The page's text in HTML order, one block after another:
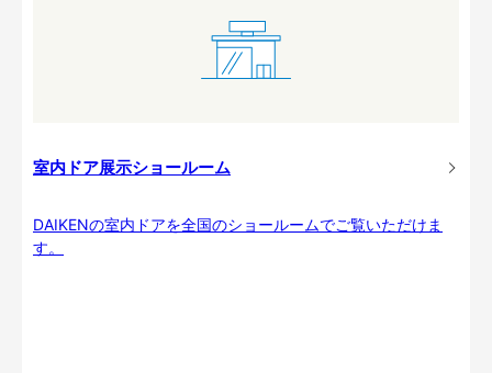
室内ドア展示ショールーム
DAIKENの室内ドアを全国のショールームでご覧いただけま
す。